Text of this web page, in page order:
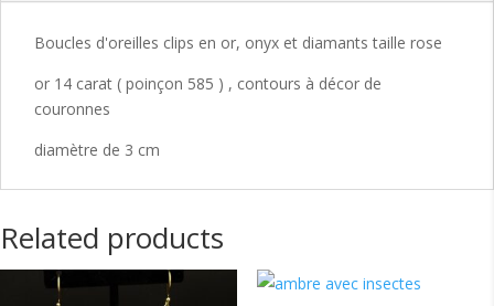
napoléon
quantity
Boucles d'oreilles clips en or, onyx et diamants taille rose
or 14 carat ( poinçon 585 ) , contours à décor de
couronnes
diamètre de 3 cm
Related products